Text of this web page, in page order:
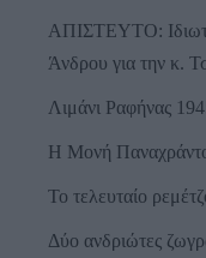
ΑΠΙΣΤΕΥΤΟ:
Άνδρου για την κ.
Λιμάνι Ραφήνας
Η Μονή
Το τελευταίο
Δύο ανδριώτες